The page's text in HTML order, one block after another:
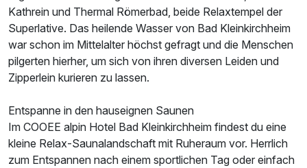
Doppelzimmer Standard
2 Erwachsene und 1 Kind
Kathrein und Thermal Römerbad, beide Relaxtempel der
Superlative. Das heilende Wasser von Bad Kleinkirchheim
war schon im Mittelalter höchst gefragt und die Menschen
pilgerten hierher, um sich von ihren diversen Leiden und
Zipperlein kurieren zu lassen.
Entspanne in den hauseignen Saunen
Im COOEE alpin Hotel Bad Kleinkirchheim findest du eine
kleine Relax-Saunalandschaft mit Ruheraum vor. Herrlich
zum Entspannen nach einem sportlichen Tag oder einfach